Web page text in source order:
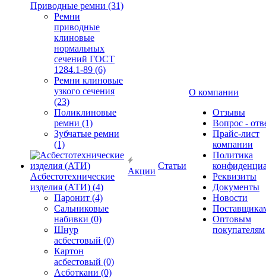
Приводные ремни (31)
Ремни
приводные
клиновые
нормальных
сечений ГОСТ
1284.1-89 (6)
Ремни клиновые
узкого сечения
(23)
Поликлиновые
ремни (1)
Зубчатые ремни
(1)
Асбестотехнические
изделия (АТИ) (4)
Паронит (4)
Сальниковые
набивки (0)
Шнур
асбестовый (0)
Картон
асбестовый (0)
Асботкани (0)
Акции
Статьи
О компании
Отзывы
Вопрос -
Прайс-лист
компании
Политика
Реквизиты
Документы
Новости
Оптовым
покупателям